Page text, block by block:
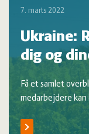
7. marts 2022
Ukraine:
dig og
Få et samlet
medarbejdere